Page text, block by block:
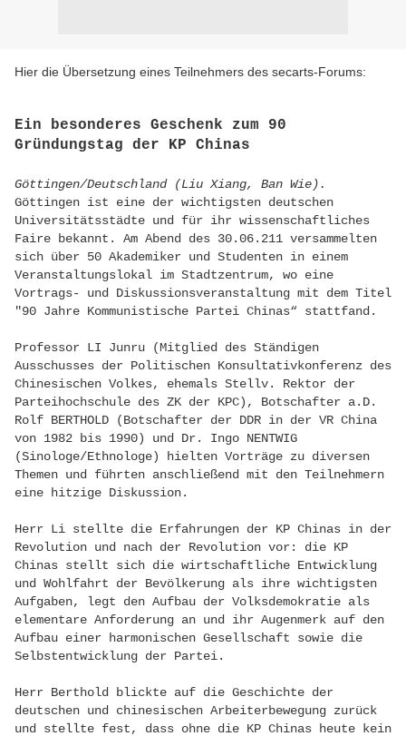
Hier die Übersetzung eines Teilnehmers des secarts-Forums:
Ein besonderes Geschenk zum 90
Gründungstag der KP Chinas
Göttingen/Deutschland (Liu Xiang, Ban Wie).
Göttingen ist eine der wichtigsten deutschen
Universitätsstädte und für ihr wissenschaftliches
Faire bekannt. Am Abend des 30.06.211 versammelten
sich über 50 Akademiker und Studenten in einem
Veranstaltungslokal im Stadtzentrum, wo eine
Vortrags- und Diskussionsveranstaltung mit dem Titel
"90 Jahre Kommunistische Partei Chinas“ stattfand.
Professor LI Junru (Mitglied des Ständigen
Ausschusses der Politischen Konsultativkonferenz des
Chinesischen Volkes, ehemals Stellv. Rektor der
Parteihochschule des ZK der KPC), Botschafter a.D.
Rolf BERTHOLD (Botschafter der DDR in der VR China
von 1982 bis 1990) und Dr. Ingo NENTWIG
(Sinologe/Ethnologe) hielten Vorträge zu diversen
Themen und führten anschließend mit den Teilnehmern
eine hitzige Diskussion.
Herr Li stellte die Erfahrungen der KP Chinas in der
Revolution und nach der Revolution vor: die KP
Chinas stellt sich die wirtschaftliche Entwicklung
und Wohlfahrt der Bevölkerung als ihre wichtigsten
Aufgaben, legt den Aufbau der Volksdemokratie als
elementare Anforderung an und ihr Augenmerk auf den
Aufbau einer harmonischen Gesellschaft sowie die
Selbstentwicklung der Partei.
Herr Berthold blickte auf die Geschichte der
deutschen und chinesischen Arbeiterbewegung zurück
und stellte fest, dass ohne die KP Chinas heute kein